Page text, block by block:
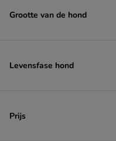
Grootte van de hond
Levensfase hond
Prijs